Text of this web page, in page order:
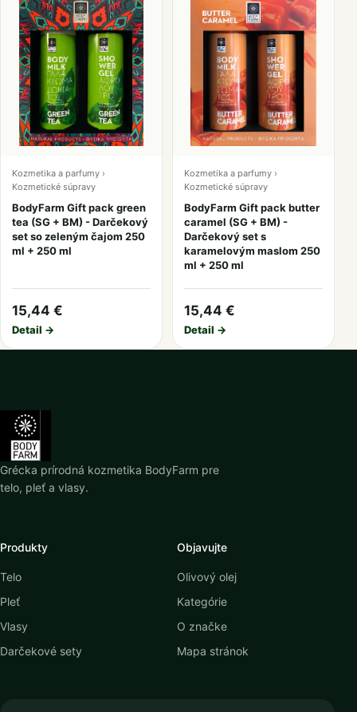
Kozmetika a parfumy ›
Kozmetické súpravy
BodyFarm Gift pack green
tea (SG + BM) - Darčekový
set so zeleným čajom 250
ml + 250 ml
15,44 €
Detail →
Kozmetika a parfumy ›
Kozmetické súpravy
BodyFarm Gift pack butter
caramel (SG + BM) -
Darčekový set s
karamelovým maslom 250
ml + 250 ml
15,44 €
Detail →
Grécka prírodná kozmetika BodyFarm pre
telo, pleť a vlasy.
Produkty
Telo
Pleť
Vlasy
Darčekové sety
Objavujte
Olivový olej
Kategórie
O značke
Mapa stránok